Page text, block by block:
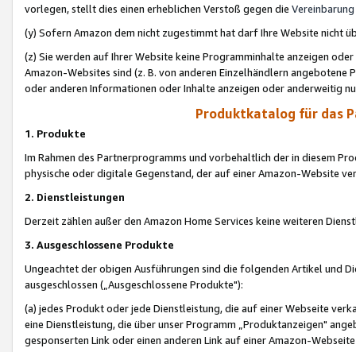
vorlegen, stellt dies einen erheblichen Verstoß gegen die Vereinbarung
(y) Sofern Amazon dem nicht zugestimmt hat darf Ihre Website nicht
(z) Sie werden auf Ihrer Website keine Programminhalte anzeigen
Amazon-Websites sind (z. B. von anderen Einzelhändlern
oder anderen Informationen oder Inhalte anzeigen oder anderweitig
Produktkatalog für das
1. Produkte
Im Rahmen des Partnerprogramms und vorbehaltlich der in diesem
physische oder digitale Gegenstand, der auf einer Amazon-Website
2. Dienstleistungen
Derzeit zählen außer den Amazon Home Services keine weiteren
3. Ausgeschlossene Produkte
Ungeachtet der obigen Ausführungen sind die folgenden Artikel und
ausgeschlossen („Ausgeschlossene Produkte"):
(a) jedes Produkt oder jede Dienstleistung, die auf einer Webseite
eine Dienstleistung, die über unser Programm „Produktanzeigen"
gesponserten Link oder einen anderen Link auf einer Amazon-